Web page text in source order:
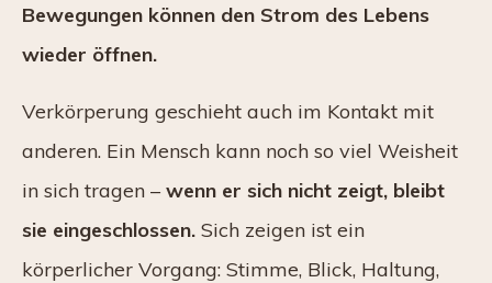
Bewegungen können den Strom des Lebens
wieder öffnen.
Verkörperung geschieht auch im Kontakt mit
anderen. Ein Mensch kann noch so viel Weisheit
in sich tragen – wenn er sich nicht zeigt, bleibt
sie eingeschlossen. Sich zeigen ist ein
körperlicher Vorgang: Stimme, Blick, Haltung,